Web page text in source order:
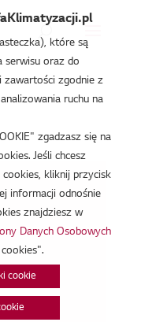
które są
serwisu oraz do
zawartości zgodnie z
ruchu na
zgadzasz się na
Jeśli chcesz
kliknij przycisk
informacji odnośnie
znajdziesz w
Danych Osobowych
cookie